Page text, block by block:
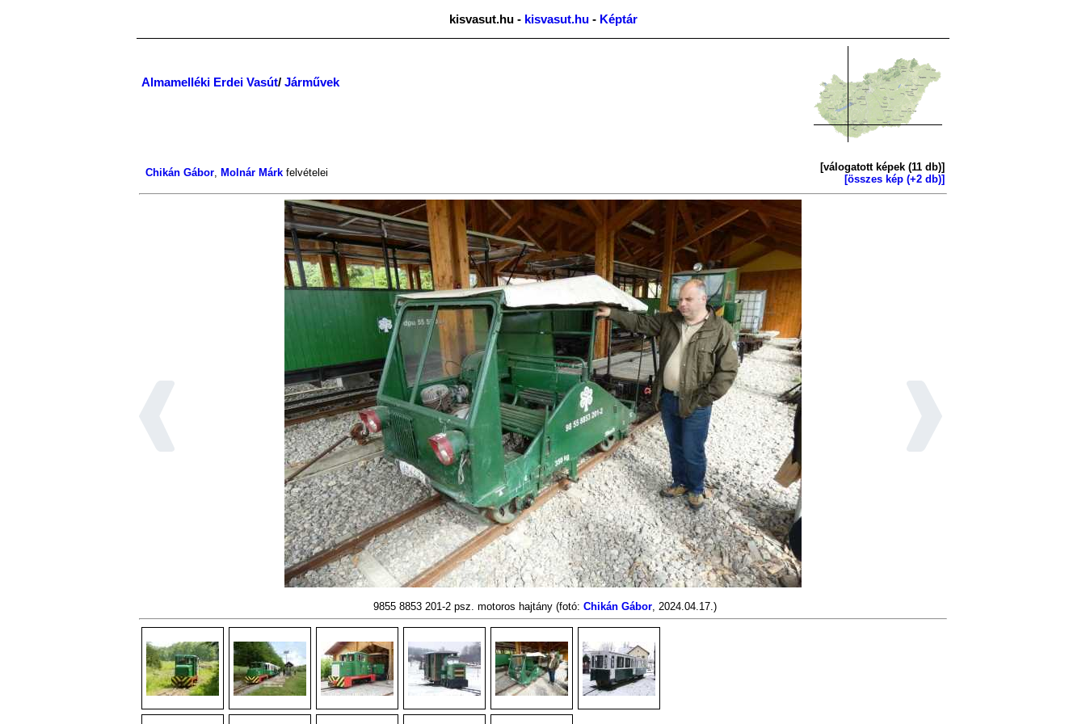
kisvasut.hu - kisvasut.hu- Képtár
Almamelléki Erdei Vasút/ Járművek
Chikán Gábor, Molnár Márk felvételei
[válogatott képek (11 db)]
[összes kép (+2 db)]
9855 8853 201-2 psz. motoros hajtány (fotó: Chikán Gábor, 2024.04.17.)